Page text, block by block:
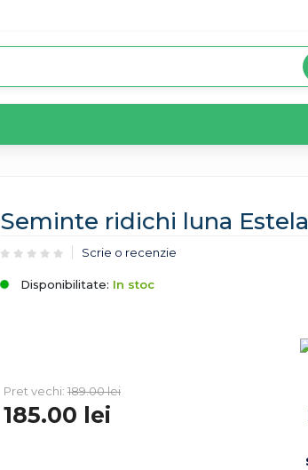
Seminte ridichi luna
Scrie o recenzie
Disponibilitate: In stoc
Pret vechi: 189.00lei
185.00 lei